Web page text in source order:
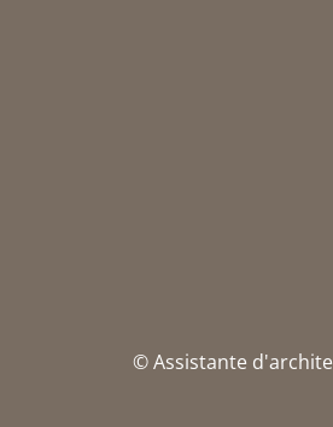
© Assistante